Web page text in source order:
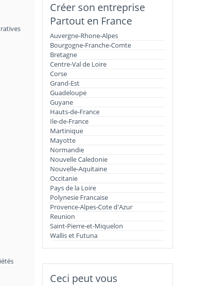
Créer son entreprise
Partout en France
Auvergne-Rhone-Alpes
Bourgogne-Franche-Comte
Bretagne
Centre-Val de Loire
Corse
Grand-Est
Guadeloupe
Guyane
Hauts-de-France
Ile-de-France
Martinique
Mayotte
Normandie
Nouvelle Caledonie
Nouvelle-Aquitaine
Occitanie
Pays de la Loire
Polynesie Francaise
Provence-Alpes-Cote d'Azur
Reunion
Saint-Pierre-et-Miquelon
Wallis et Futuna
Ceci peut vous